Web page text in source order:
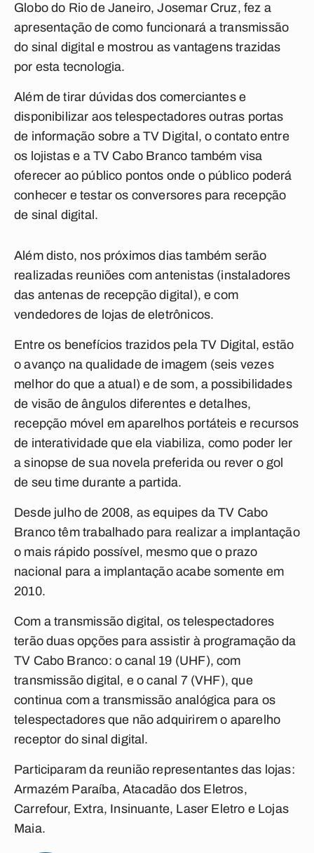
Globo do Rio de Janeiro, Josemar Cruz, fez a
apresentação de como funcionará a transmissão
do sinal digital e mostrou as vantagens trazidas
por esta tecnologia.
Além de tirar dúvidas dos comerciantes e
disponibilizar aos telespectadores outras portas
de informação sobre a TV Digital, o contato entre
os lojistas e a TV Cabo Branco também visa
oferecer ao público pontos onde o público poderá
conhecer e testar os conversores para recepção
de sinal digital.
Além disto, nos próximos dias também serão
realizadas reuniões com antenistas (instaladores
das antenas de recepção digital), e com
vendedores de lojas de eletrônicos.
Entre os benefícios trazidos pela TV Digital, estão
o avanço na qualidade de imagem (seis vezes
melhor do que a atual) e de som, a possibilidades
de visão de ângulos diferentes e detalhes,
recepção móvel em aparelhos portáteis e recursos
de interatividade que ela viabiliza, como poder ler
a sinopse de sua novela preferida ou rever o gol
de seu time durante a partida.
Desde julho de 2008, as equipes da TV Cabo
Branco têm trabalhado para realizar a implantação
o mais rápido possível, mesmo que o prazo
nacional para a implantação acabe somente em
2010.
Com a transmissão digital, os telespectadores
terão duas opções para assistir à programação da
TV Cabo Branco: o canal 19 (UHF), com
transmissão digital, e o canal 7 (VHF), que
continua com a transmissão analógica para os
telespectadores que não adquirirem o aparelho
receptor do sinal digital.
Participaram da reunião representantes das lojas:
Armazém Paraíba, Atacadão dos Eletros,
Carrefour, Extra, Insinuante, Laser Eletro e Lojas
Maia.